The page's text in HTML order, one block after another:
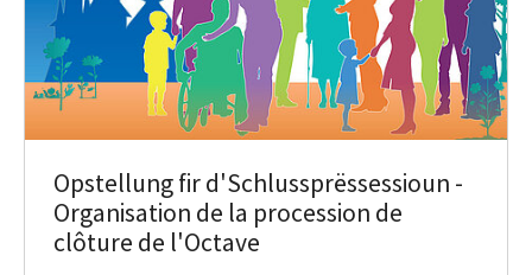
Opstellung fir d'Schlussprëssessioun -
Organisation de la procession de
clôture de l'Octave